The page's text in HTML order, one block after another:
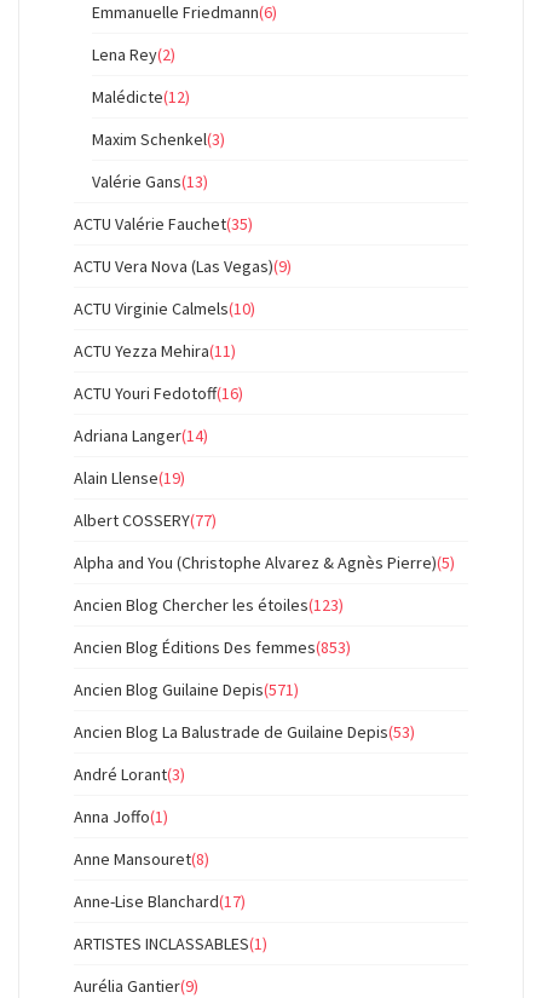
Emmanuelle Friedmann(6)
Lena Rey(2)
Malédicte(12)
Maxim Schenkel(3)
Valérie Gans(13)
ACTU Valérie Fauchet(35)
ACTU Vera Nova (Las Vegas)(9)
ACTU Virginie Calmels(10)
ACTU Yezza Mehira(11)
ACTU Youri Fedotoff(16)
Adriana Langer(14)
Alain Llense(19)
Albert COSSERY(77)
Alpha and You (Christophe Alvarez & Agnès Pierre)(5)
Ancien Blog Chercher les étoiles(123)
Ancien Blog Éditions Des femmes(853)
Ancien Blog Guilaine Depis(571)
Ancien Blog La Balustrade de Guilaine Depis(53)
André Lorant(3)
Anna Joffo(1)
Anne Mansouret(8)
Anne-Lise Blanchard(17)
ARTISTES INCLASSABLES(1)
Aurélia Gantier(9)